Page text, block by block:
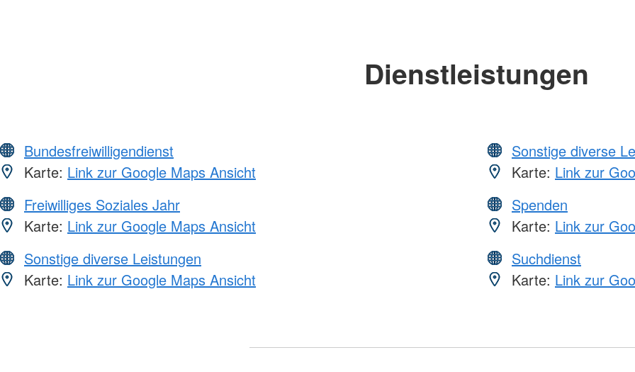
Dienstleistungen
Bundesfreiwilligendienst
Karte: Link zur Google Maps Ansicht
Freiwilliges Soziales Jahr
Karte: Link zur Google Maps Ansicht
Sonstige diverse Leistungen
Karte: Link zur Google Maps Ansicht
Sonstige diverse
Karte: Link zur
Spenden
Karte: Link zur
Suchdienst
Karte: Link zur